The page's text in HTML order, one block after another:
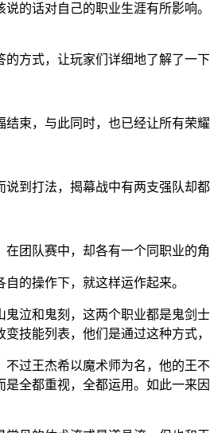
的话对自己的职业生涯有所影
方式，让玩家们详细地了解了一
束，与此同时，也已经让所有荣
到打法，揭幕战中有两支强队却
团队赛中，却各有一个同职业的角
的操作下，就这样运作起来。
泣和鬼刻，这两个职业都是鬼
技能列表，他们是通过这种方式
过王杰希以魔术师为名，他的
全都重视，全都运用。如此一来